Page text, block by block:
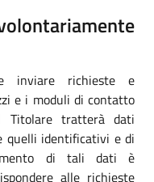
inviare richieste e
e i moduli di contatto
tratterà dati
quelli identificativi e di
di tali dati è
alle richieste